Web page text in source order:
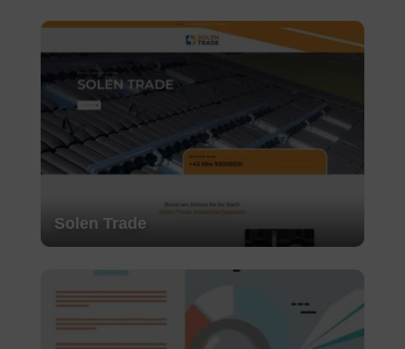
Solen Trade